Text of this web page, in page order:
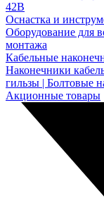
42В
Оснастка и
Оборудование для
монтажа
Кабельные
Наконечники
гильзы | Болтовые
Акционные товары